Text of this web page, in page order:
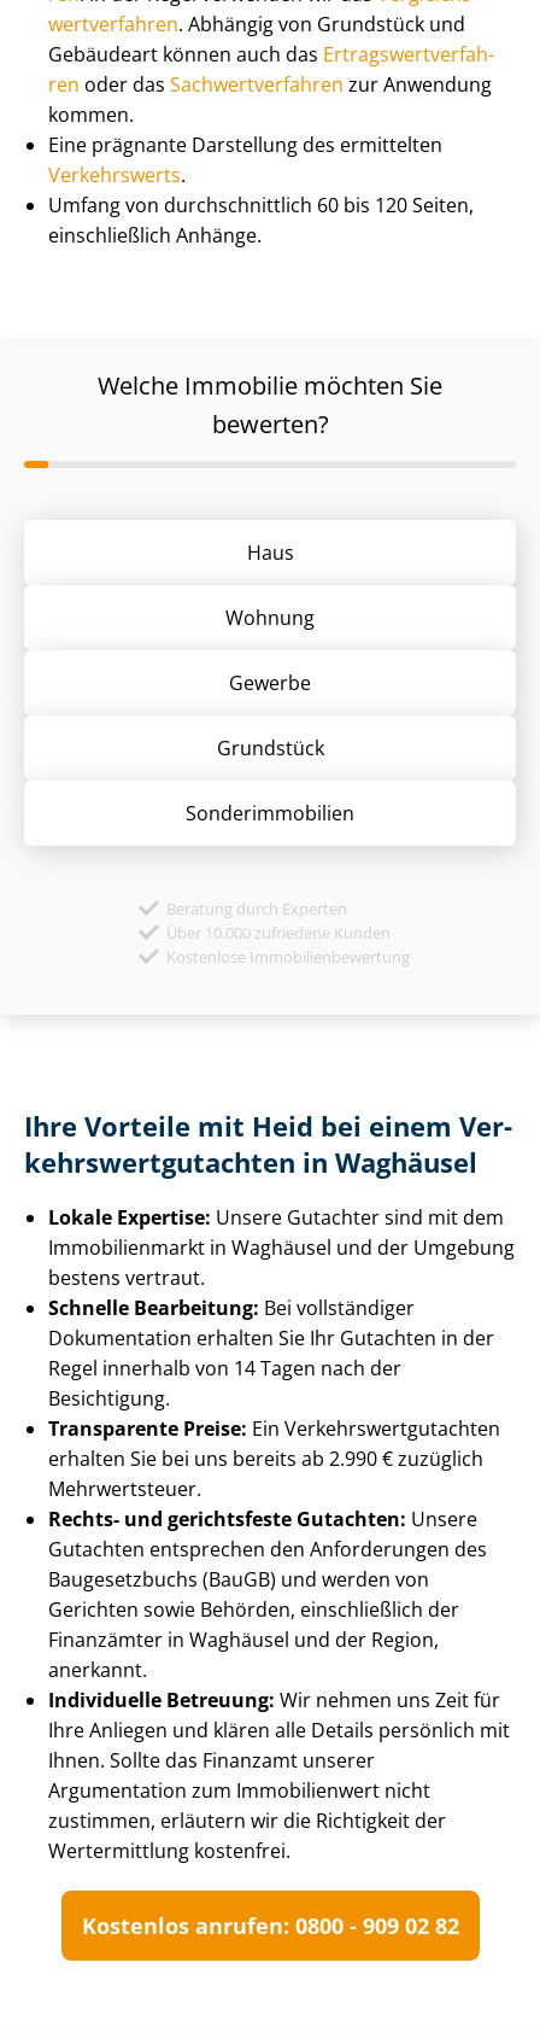
wert­ver­fah­ren. Abhängig von Grundstück und
Gebäudeart können auch das Er­trags­wert­ver­fah­
ren oder das Sach­wert­ver­fah­ren zur Anwendung
kommen.
Eine prägnante Darstellung des ermittelten
Verkehrswerts.
Umfang von durch­schnitt­lich 60 bis 120 Seiten,
einschließlich Anhänge.
Welche Immobilie möchten Sie
bewerten?
Haus
Wohnung
Gewerbe
Grund­stück
Sonder­immobilien
Beratung durch Experten
Über 10.000 zufriedene Kunden
Kostenlose Immobilienbewertung
Ihre Vorteile mit Heid bei einem Ver­
kehrs­wert­gut­ach­ten in Waghäusel
Lokale Expertise: Unsere Gutachter sind mit dem
Immobilienmarkt in Waghäusel und der Umgebung
bestens vertraut.
Schnelle Bearbeitung: Bei vollständiger
Dokumentation erhalten Sie Ihr Gutachten in der
Regel innerhalb von 14 Tagen nach der
Besichtigung.
Transparente Preise: Ein Ver­kehrs­wert­gut­ach­ten
erhalten Sie bei uns bereits ab 2.990 € zuzüglich
Mehrwertsteuer.
Rechts- und gerichtsfeste Gutachten: Unsere
Gutachten entsprechen den Anforderungen des
Baugesetzbuchs (BauGB) und werden von
Gerichten sowie Behörden, einschließlich der
Finanzämter in Waghäusel und der Region,
anerkannt.
Individuelle Betreuung: Wir nehmen uns Zeit für
Ihre Anliegen und klären alle Details persönlich mit
Ihnen. Sollte das Finanzamt unserer
Argumentation zum Immobilienwert nicht
zustimmen, erläutern wir die Richtigkeit der
Wertermittlung kostenfrei.
Kostenlos anrufen: 0800 - 909 02 82